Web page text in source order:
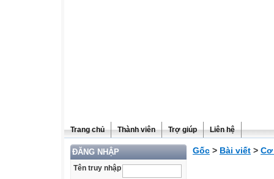
Trang chủ Thành viên Trợ giúp Liên hệ
ĐĂNG NHẬP
Tên truy nhập
Gốc > Bài viết >